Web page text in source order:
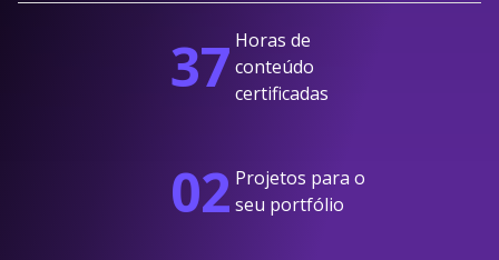
37 Horas de
conteúdo
certificadas
02 Projetos para o
seu portfólio